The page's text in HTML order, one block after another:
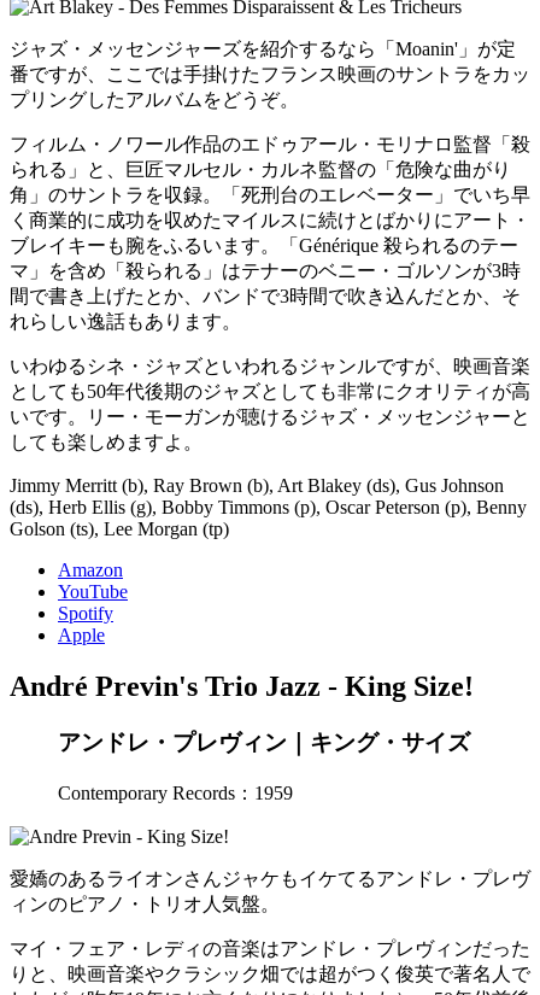
ジャズ・メッセンジャーズを紹介するなら「Moanin'」が定
番ですが、ここでは手掛けたフランス映画のサントラをカッ
プリングしたアルバムをどうぞ。
フィルム・ノワール作品のエドゥアール・モリナロ監督「殺
られる」と、巨匠マルセル・カルネ監督の「危険な曲がり
角」のサントラを収録。「死刑台のエレベーター」でいち早
く商業的に成功を収めたマイルスに続けとばかりにアート・
ブレイキーも腕をふるいます。「Générique 殺られるのテー
マ」を含め「殺られる」はテナーのベニー・ゴルソンが3時
間で書き上げたとか、バンドで3時間で吹き込んだとか、そ
れらしい逸話もあります。
いわゆるシネ・ジャズといわれるジャンルですが、映画音楽
としても50年代後期のジャズとしても非常にクオリティが高
いです。リー・モーガンが聴けるジャズ・メッセンジャーと
しても楽しめますよ。
Jimmy Merritt (b), Ray Brown (b), Art Blakey (ds), Gus Johnson
(ds), Herb Ellis (g), Bobby Timmons (p), Oscar Peterson (p), Benny
Golson (ts), Lee Morgan (tp)
Amazon
YouTube
Spotify
Apple
André Previn's Trio Jazz - King Size!
アンドレ・プレヴィン｜キング・サイズ
Contemporary Records：1959
愛嬌のあるライオンさんジャケもイケてるアンドレ・プレヴ
ィンのピアノ・トリオ人気盤。
マイ・フェア・レディの音楽はアンドレ・プレヴィンだった
りと、映画音楽やクラシック畑では超がつく俊英で著名人で